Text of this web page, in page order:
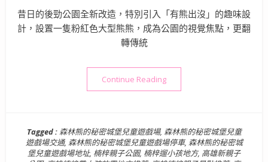
昔日的後勁公園全新改造，特別引入「有熊出沒」的趣味設
計，設置一隻粉紅色大型熊熊，成為公園的視覺焦點，更翻
轉傳統
Continue Reading“高雄景點》森林熊的秘密城
Tagged :森林熊的秘密城堡兒童遊戲場, 森林熊的秘密城堡兒童
遊戲場交通, 森林熊的秘密城堡兒童遊戲場停車, 森林熊的秘密城
堡兒童遊戲場地址, 楠梓親子公園, 楠梓遛小孩地方, 高雄新親子